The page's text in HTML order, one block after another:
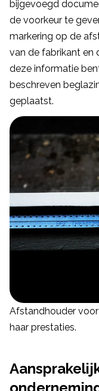
bijgevoegd
de voorkeur te
markering op de
van de fabrikant en
deze informatie
beschreven
geplaatst.
Afstandhouder
haar prestaties.